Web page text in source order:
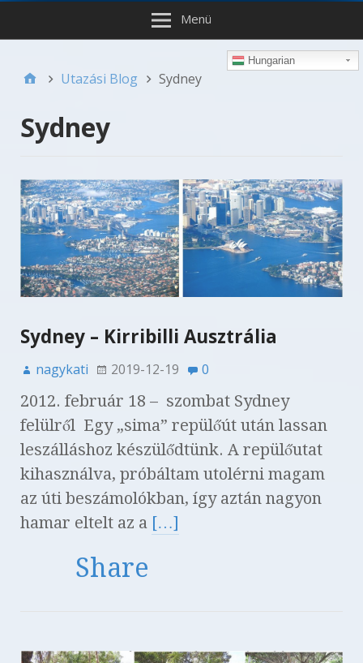
Menü
Hungarian
Utazási Blog Sydney
Sydney
Sydney – Kirribilli Ausztrália
nagykati 2019-12-19 0
2012. február 18 – szombat Sydney
felülről Egy „sima” repülőút után lassan
leszálláshoz készülődtünk. A repülőutat
kihasználva, próbáltam utolérni magam
az úti beszámolókban, így aztán nagyon
hamar eltelt az a […]
Share